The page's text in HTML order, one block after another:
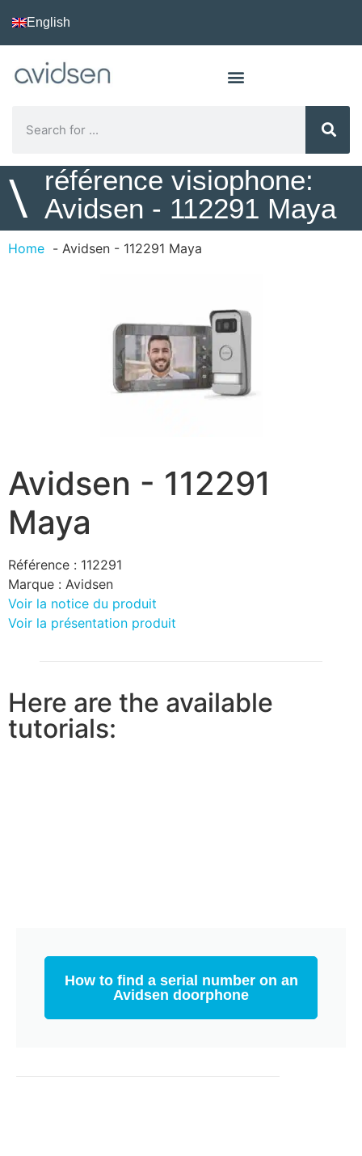
English
\
référence visiophone:
Avidsen - 112291 Maya
Home Avidsen - 112291 Maya
Avidsen - 112291
Maya
Référence : 112291
Marque : Avidsen
Voir la notice du produit
Voir la présentation produit
Here are the available
tutorials:
How to find a serial number on an
Avidsen doorphone